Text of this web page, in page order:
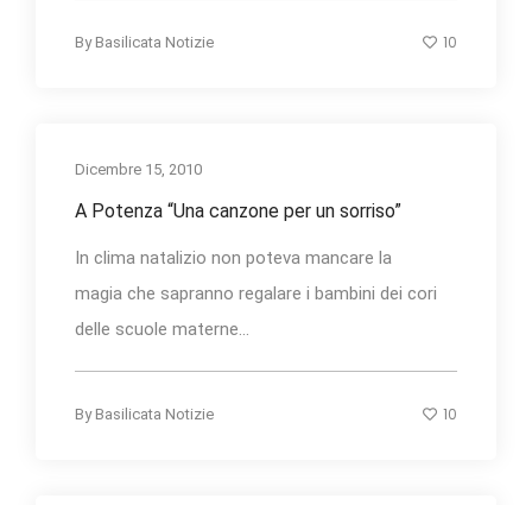
By Basilicata Notizie 10
Dicembre 15, 2010
A Potenza “Una canzone per un sorriso”
In clima natalizio non poteva mancare la
magia che sapranno regalare i bambini dei cori
delle scuole materne...
By Basilicata Notizie 10